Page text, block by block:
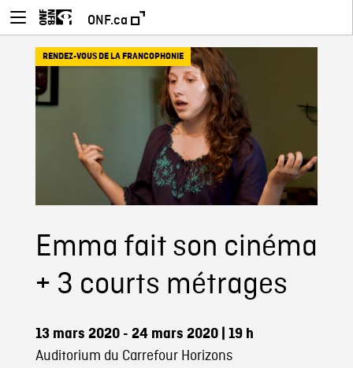
ONF.ca
RENDEZ-VOUS DE LA FRANCOPHONIE
Emma fait son cinéma
+ 3 courts métrages
13 mars 2020 - 24 mars 2020| 19 h
Auditorium du Carrefour Horizons